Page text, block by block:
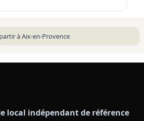
à Aix-en-Provence
local indépendant de référence